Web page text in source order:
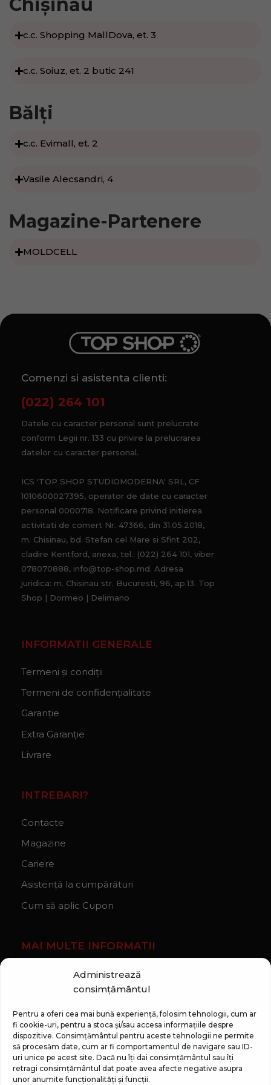
Administrează
consimțământul
Pentru a oferi cea mai bună experiență, folosim tehnologii, cum ar
fi cookie-uri, pentru a stoca și/sau accesa informațiile despre
dispozitive. Consimțământul pentru aceste tehnologii ne permite
să procesăm date, cum ar fi comportamentul de navigare sau ID-
uri unice pe acest site. Dacă nu îți dai consimțământul sau îți
retragi consimțământul dat poate avea afecte negative asupra
unor anumite funcționalități și funcții.
Chișinău
c.c. Shopping MallDova, et. 3​
c.c. Soiuz, et. 2 butic 241​
Bălți
c.c. Evimall, et. 2
Vasile Alecsandri, 4
Magazine-Partenere
MOLDCELL
Comenzi si asistenta clienti:
(022) 264 101
Datele cu caracter personal sunt prelucrate
conform Legii nr. 133 cu privire la prelucrarea
datelor cu caracter personal.
ICS 'TOP SHOP STUDIOMODERNA' SRL, CF
1010600027395, operator de date cu caracter
personal 0000718. Notificare privind initierea
activitati de comert Nr. 47366, din 31.05.2018,
m. Chisinau, bd. Stefan cel Mare si Sfint 202,
cladire Kentford, anexa, tel.: (022) 264 101, viber
078070888, info@top-shop.md. Adresa
juridica: m. Chisinau str. Bucuresti, 96, ap.13. Top
Shop | Dormeo | Delimano
INFORMATII GENERALE
Termeni și condiții
Termeni de confidențialitate
Garanție
Extra Garanție
Livrare
INTREBARI?
Contacte
Magazine
Cariere
Asistență la cumpărături
Cum să aplic Cupon
MAI MULTE INFORMATII
Despre companie
Regulament Campanie „100 zile pana la vis”